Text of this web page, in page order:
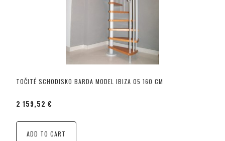
TOČITÉ SCHODISKO BARDA MODEL IBIZA 05 160 CM
2 159,52 €
ADD TO CART